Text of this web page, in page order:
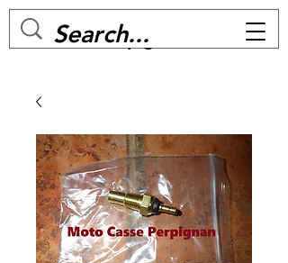
MC BIKE Perpignan